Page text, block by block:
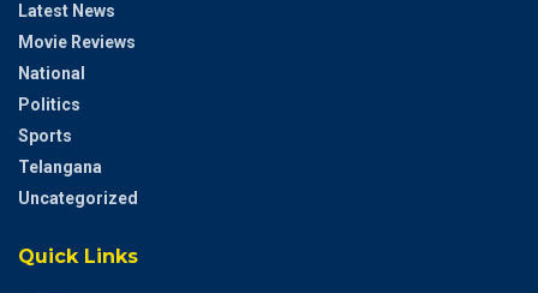
Latest News
Movie Reviews
National
Politics
Sports
Telangana
Uncategorized
Quick Links